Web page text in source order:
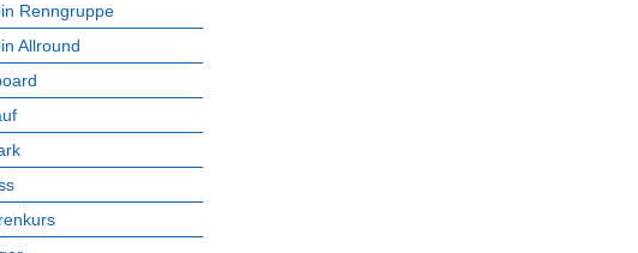
Renngruppe
Allround